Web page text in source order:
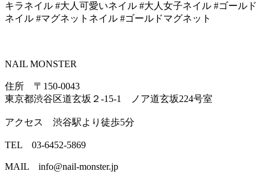
キラネイル #大人可愛いネイル #大人女子ネイル #ゴールド
ネイル #マグネットネイル #ゴールドマグネット
NAIL MONSTER
住所 〒150-0043
東京都渋谷区道玄坂２-15-1 ノア道玄坂224号室
アクセス 渋谷駅より徒歩5分
TEL 03-6452-5869
MAIL info@nail-monster.jp